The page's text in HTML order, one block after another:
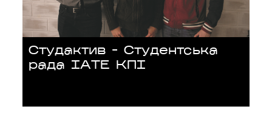
Студактив – Студентська
рада ІАТЕ КПІ